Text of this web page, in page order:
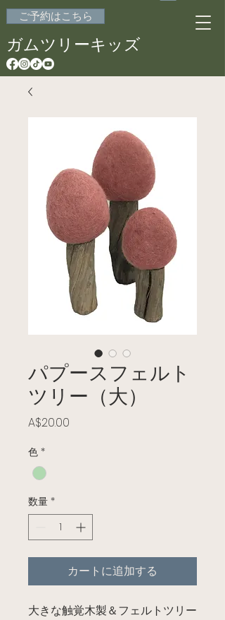
ご予約はこちら
ガムツリーキッズ
パプースフェルト
ツリー（大）
A$20.00
色 *
数量 *
カートに追加する
大きな触覚木製＆フェルトツリー